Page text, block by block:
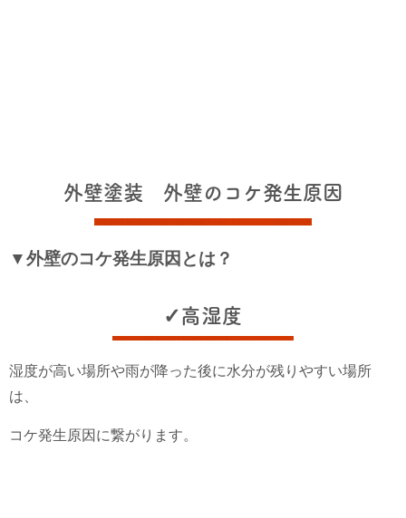
外壁塗装 外壁のコケ発生原因
▼外壁のコケ発生原因とは？
✓高湿度
湿度が高い場所や雨が降った後に水分が残りやすい場所
は、
コケ発生原因に繋がります。